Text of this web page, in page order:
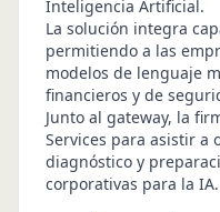
Inteligencia Artificial.
La solución integra
permitiendo a las
modelos de lenguaje
financieros y de
Junto al gateway, la
Services para asistir a
diagnóstico y
corporativas para la IA.